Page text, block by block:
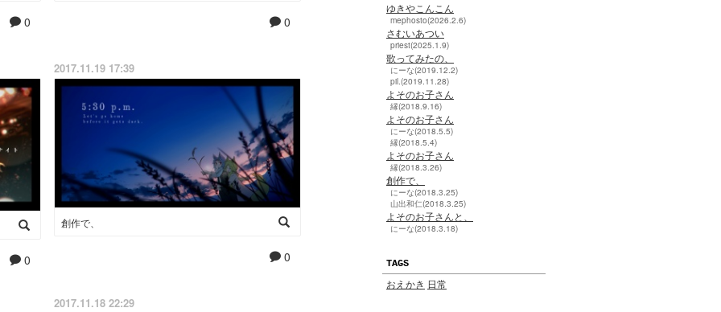
ゆきやこんこん
mephosto(2026.2.6)
さむいあつい
priest(2025.1.9)
歌ってみたの、
にーな(2019.12.2)
pil.(2019.11.28)
よそのお子さん
縁(2018.9.16)
よそのお子さん
にーな(2018.5.5)
縁(2018.5.4)
よそのお子さん
縁(2018.3.26)
創作で、
にーな(2018.3.25)
山出和仁(2018.3.25)
よそのお子さんと、
にーな(2018.3.18)
TAGS
おえかき 日常
0 0
0
2017.11.19 17:39
創作で、
0
2017.11.18 22:29